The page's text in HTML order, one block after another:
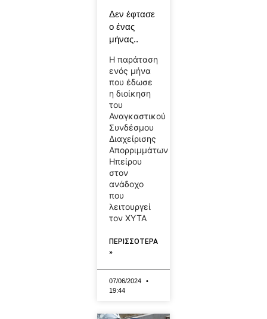
Δεν έφτασε
ο ένας
μήνας..
Η παράταση
ενός μήνα
που έδωσε
η διοίκηση
του
Αναγκαστικού
Συνδέσμου
Διαχείρισης
Απορριμμάτων
Ηπείρου
στον
ανάδοχο
που
λειτουργεί
τον ΧΥΤΑ
ΠΕΡΙΣΣΟΤΕΡΑ
»
07/06/2024
19:44